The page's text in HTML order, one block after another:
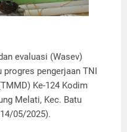
evaluasi (Wasev)
pengerjaan TNI
Ke-124 Kodim
Melati, Kec. Batu
05/2025).